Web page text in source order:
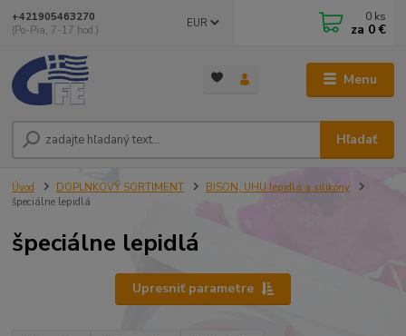
Menu
EUR
Hľadať
+421905463270
(Po-Pia, 7-17 hod.)
0 ks
za 0 €
Úvod DOPLNKOVÝ SORTIMENT
BISON, UHU lepidlá a silikóny
špeciálne lepidlá
špeciálne lepidlá
Upresniť parametre